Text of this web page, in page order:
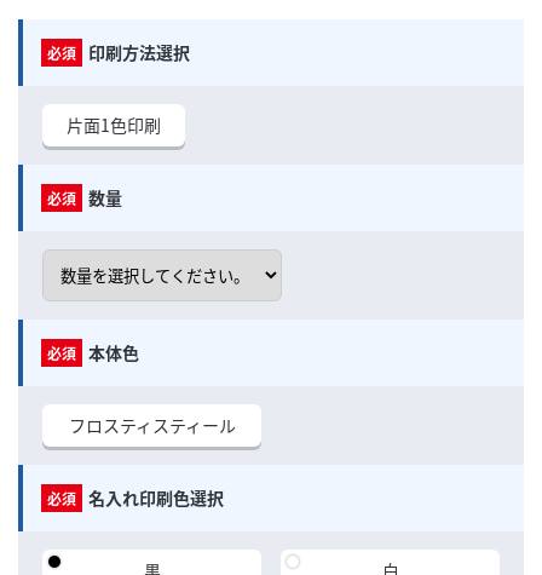
印刷方法選択
片面1色印刷
数量
本体色
フロスティスティール
名入れ印刷色選択
黒 白